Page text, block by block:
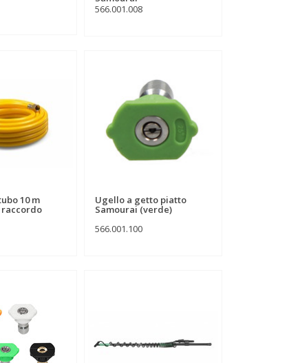
566.001.008
10 m
raccordo
Ugello a getto piatto
Samourai (verde)
566.001.100